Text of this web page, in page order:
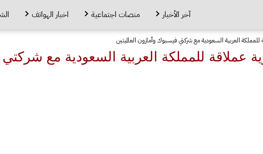
آخر الأخبار منصات اجتماعية اخبار الهواتف
العربية السعودية مع شركتي فيسبوك وأمازون العالميتين
عملاقة للمملكة العربية السعودية مع